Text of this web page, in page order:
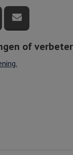
via Facebook
pagina via
Deel deze pagina
of